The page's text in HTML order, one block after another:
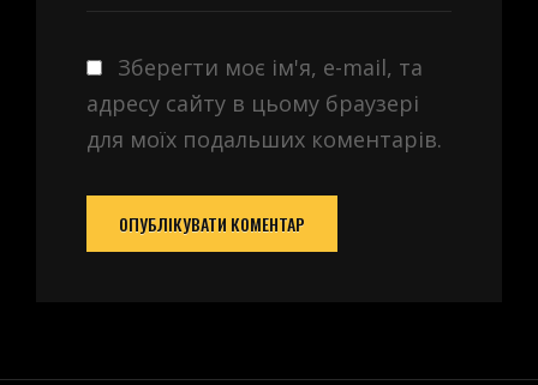
Зберегти моє ім'я, e-mail, та
адресу сайту в цьому браузері
для моїх подальших коментарів.